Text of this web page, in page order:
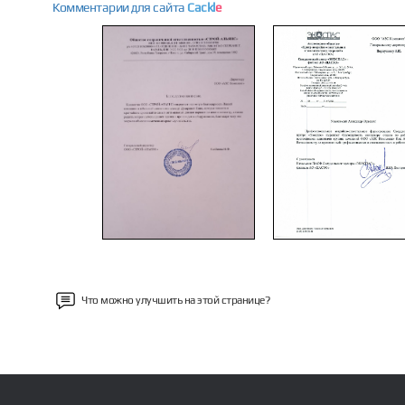
Комментарии для сайта Cackle
Что можно улучшить на этой странице?